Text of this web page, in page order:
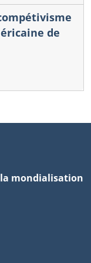
de
la mondialisation